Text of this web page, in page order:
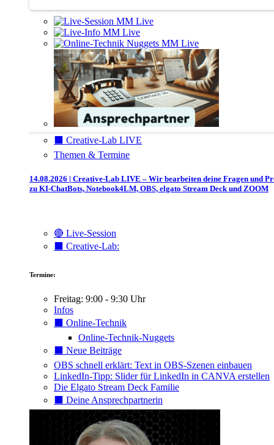
⬛️ Creative-Lab LIVE
Themen & Termine
14.08.2026 | Creative-Lab LIVE – Wir bearbeiten deine Fragen und
zu KI-ChatBots, Notebook4LM, OBS, elgato Stream Deck und ZOOM
🔴 Live-Session
⬛️ Creative-Lab:
Termine:
Freitag: 9:00 - 9:30 Uhr
Infos
⬛️ Online-Technik
Online-Technik-Nuggets
⬛️ Neue Beiträge
OBS schnell erklärt: Text in OBS-Szenen einbauen
LinkedIn-Tipp: Slider für LinkedIn in CANVA erstellen
Die Elgato Stream Deck Familie
⬛️ Deine Ansprechpartnerin